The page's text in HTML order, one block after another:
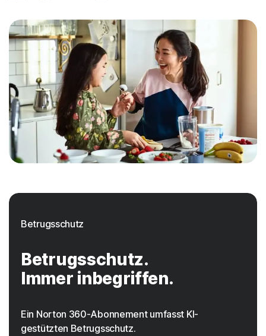
Betrugsschutz
Betrugsschutz.
Immer inbegriffen.
Ein Norton 360-Abonnement umfasst KI-
gestützten Betrugsschutz.